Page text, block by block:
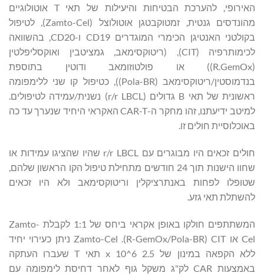
האירופי, להערכת הבטיחות והיעילות של תאי T אוטולוגיים
מהונדסים גנטית, זמטוקבטגן אוטולוצל (Zamto-Cel), לטיפול
בקולטני האנטיגן הכימרי המוגדרים CD19 ו-CD20, בהשוואה
לכימותרפיה (CIT), (ריטוקסימאב, גמציטבין ואוקסליפלטין
(R.GemOx)) או פולטוזומאב ודוטין בתוספת
בנדמוסטין/ריטוקסימאב (Pola-BR)), כטיפול קו שני ללימפומה
ראשונית של תאי B גדולים (r/r LBCL) נשנית/עמידה לטיפולים.
למיטב ידיעתנו, זהו מחקר ה-CAR-T האקראי היחיד שנערך עד כה
באוכלוסיית חולים זו.
חולים זכאים היו מבוגרים עם r/r LBCL שהיו שהציגו עמידות או
שחוו הישנות תוך 24 חודשים מתחילת טיפול הקו הראשון שלהם,
שטופלו לפחות באנתרציקלין וריטוקסימאב ולא היו זכאים
להשתלת תאי גזע.
המשתתפים חולקו באופן אקראי ביחס של 1:1 לקבלת Zamto-
Cel או CIT ‏(R-GemOx/Pola-BR). Zamto-Cel ניתן כעירוי יחיד
ללא הקפאה במינון של 2.5 x 10^6 תאי T שעברו העתקה
באמצעות CAR לק"ג משקל גוף לאחר דחיסת לימפומה עם